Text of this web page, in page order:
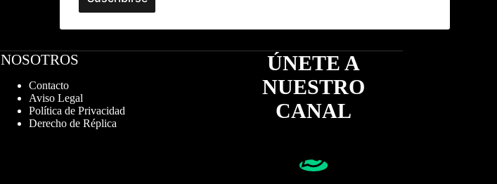
NOSOTROS
Contacto
Aviso Legal
Política de Privacidad
Derecho de Réplica
ÚNETE A
NUESTRO
CANAL